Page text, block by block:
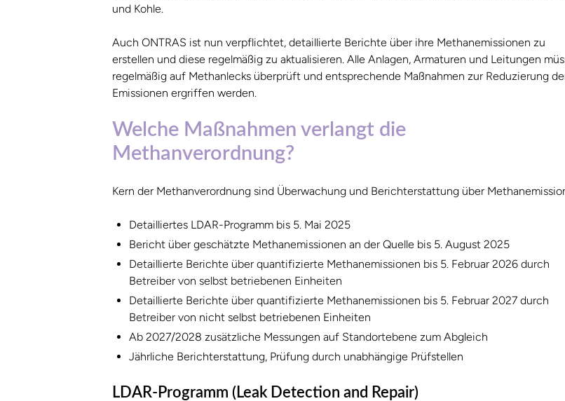
und Kohle.
Auch ONTRAS ist nun verpflichtet, detaillierte Berichte über ihre Methanemissionen zu
erstellen und diese regelmäßig zu aktualisieren. Alle Anlagen, Armaturen und Leitungen
regelmäßig auf Methanlecks überprüft und entsprechende Maßnahmen zur Reduzierung
Emissionen ergriffen werden.
Welche Maßnahmen verlangt die
Methanverordnung?
Kern der Methanverordnung sind Überwachung und Berichterstattung über
Detailliertes LDAR-Programm bis 5. Mai 2025
Bericht über geschätzte Methanemissionen an der Quelle bis 5. August 2025
Detaillierte Berichte über quantifizierte Methanemissionen bis 5. Februar 2026 durch
Betreiber von selbst betriebenen Einheiten
Detaillierte Berichte über quantifizierte Methanemissionen bis 5. Februar 2027 durch
Betreiber von nicht selbst betriebenen Einheiten
Ab 2027/2028 zusätzliche Messungen auf Standortebene zum Abgleich
Jährliche Berichterstattung, Prüfung durch unabhängige Prüfstellen
LDAR-Programm (Leak Detection and Repair)